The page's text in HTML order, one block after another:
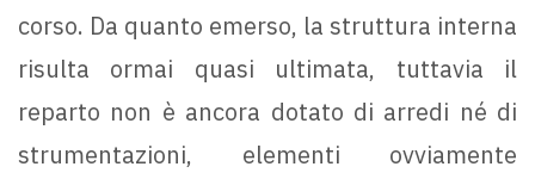
corso. Da quanto emerso, la struttura interna
risulta ormai quasi ultimata, tuttavia il
reparto non è ancora dotato di arredi né di
strumentazioni, elementi ovviamente